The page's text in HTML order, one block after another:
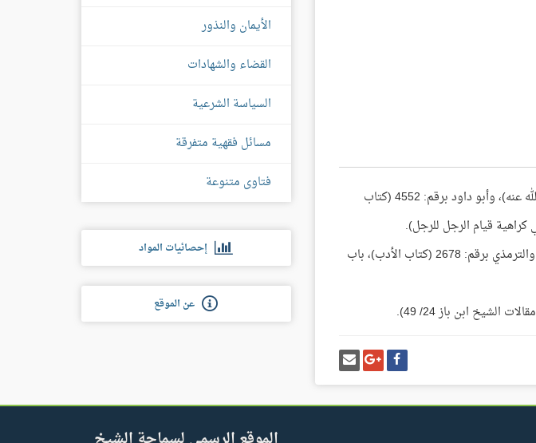
أخرجه أحمد برقم: 16311 (مسند الشاميين)، باب (حديث معاوية بن أبي سفيان رضي الله عنه)، وأبو داود برقم: 4552 (كتاب
أخرجه أحمد برقم: 11895 (باقي مسند المكثرين)، (مسند أنس بن مالك رضي الله عنه)، والترمذي برقم: 2678 (كتاب الأدب)، باب
شارك
على
فيسبوك
شارك
على
غوغل
بلس
إرسل
إيميل
الأيمان والنذور
القضاء والشهادات
السياسة الشرعية
مسائل فقهية متفرقة
فتاوى متنوعة
إحصائيات المواد
عن الموقع